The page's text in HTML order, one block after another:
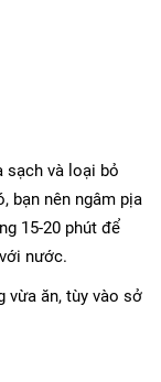
sạch và loại bỏ
bạn nên ngâm pịa
15-20 phút để
nước.
vừa ăn, tùy vào sở